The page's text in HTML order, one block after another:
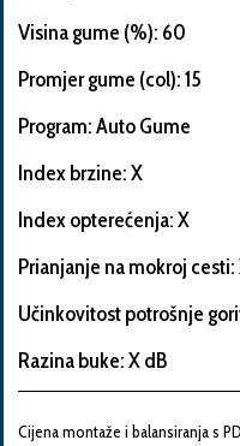
Informacije
o
i
Proizvođač
Visina gume (%): 60
Promjer gume (col): 15
Program: Auto Gume
Index brzine: X
Index opterećenja: X
Prianjanje na mokroj cesti:
Učinkovitost potrošnje
Razina buke: X dB
Cijena montaže i balansiranja s